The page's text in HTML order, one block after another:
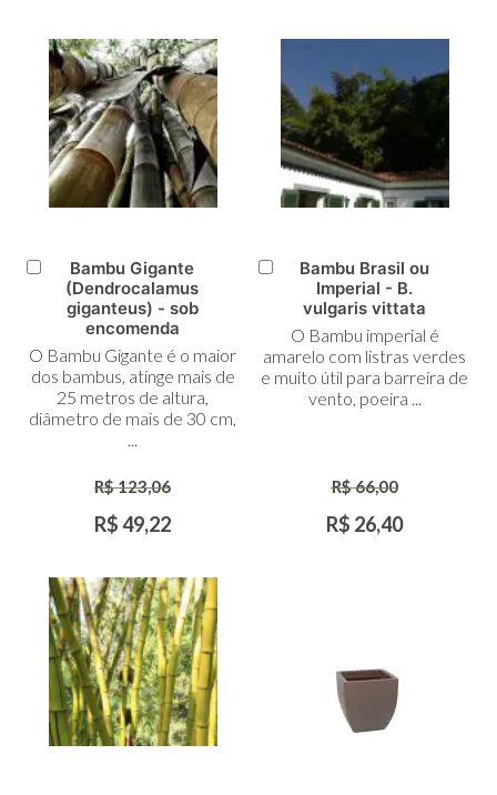
Adicionar
Carrinho
Bambu Gigante
(Dendrocalamus
giganteus) - sob
encomenda
O Bambu Gigante é o maior
dos bambus, atinge mais de
25 metros de altura,
diâmetro de mais de 30 cm,
...
R$ 123,06
R$ 49,22
Adicionar
Bambu Brasil ou
Imperial - B.
vulgaris vittata
O Bambu imperial é
amarelo com listras verdes
e muito útil para barreira de
vento, poeira ...
R$ 66,00
R$ 26,40